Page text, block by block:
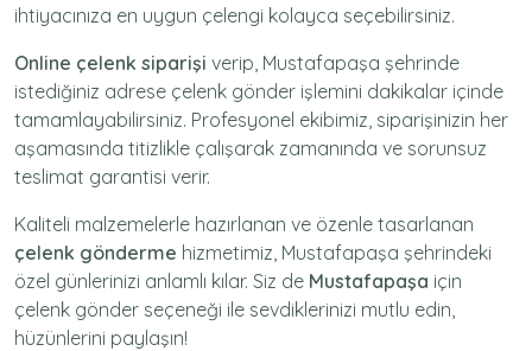
ihtiyacınıza en uygun çelengi kolayca seçebilirsiniz.
Online çelenk siparişi verip, Mustafapaşa şehrinde
istediğiniz adrese çelenk gönder işlemini dakikalar içinde
tamamlayabilirsiniz. Profesyonel ekibimiz, siparişinizin her
aşamasında titizlikle çalışarak zamanında ve sorunsuz
teslimat garantisi verir.
Kaliteli malzemelerle hazırlanan ve özenle tasarlanan
çelenk gönderme hizmetimiz, Mustafapaşa şehrindeki
özel günlerinizi anlamlı kılar. Siz de Mustafapaşa için
çelenk gönder seçeneği ile sevdiklerinizi mutlu edin,
hüzünlerini paylaşın!